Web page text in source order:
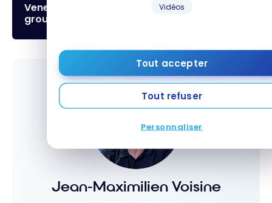
Vidéos
Tout accepter
Tout refuser
Personnaliser
Venez discuter de ce sujet dans notre
groupe Facebook!
Jean-Maximilien Voisine